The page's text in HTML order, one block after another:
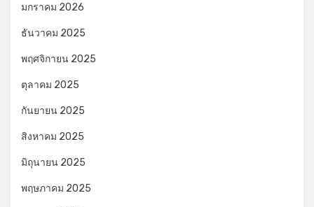
มกราคม 2026
ธันวาคม 2025
พฤศจิกายน 2025
ตุลาคม 2025
กันยายน 2025
สิงหาคม 2025
มิถุนายน 2025
พฤษภาคม 2025